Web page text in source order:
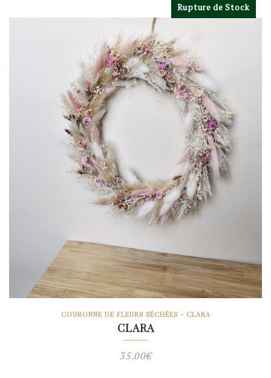
Rupture de Stock
COURONNE DE FLEURS SÉCHÉES - CLARA
CLARA
35.00€